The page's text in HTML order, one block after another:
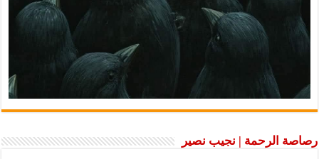
رصاصة الرحمة | نجيب نصير